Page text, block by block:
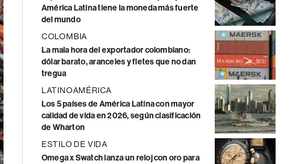
América Latina tiene la moneda más fuerte
del mundo
COLOMBIA
La mala hora del exportador colombiano:
dólar barato, aranceles y fletes que no dan
tregua
LATINOAMÉRICA
Los 5 países de América Latina con mayor
calidad de vida en 2026, según clasificación
de Wharton
ESTILO DE VIDA
Omega x Swatch lanza un reloj con oro para